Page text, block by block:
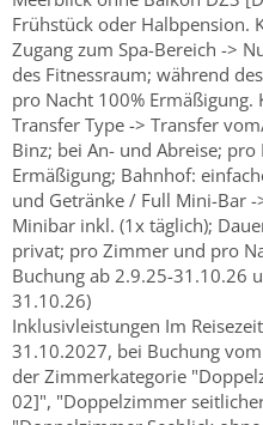
Frühstück oder Halbpension.
Zugang zum Spa-Bereich ->
des Fitnessraum; während
pro Nacht 100%
Transfer Type -> Transfer
Binz; bei An- und Abreise;
Ermäßigung; Bahnhof:
und Getränke / Full Mini-Bar
Minibar inkl. (1x täglich);
privat; pro Zimmer und pro
Buchung ab 2.9.25-31.10.26
31.10.26)
Inklusivleistungen Im
31.10.2027, bei Buchung
der Zimmerkategorie
02]", "Doppelzimmer